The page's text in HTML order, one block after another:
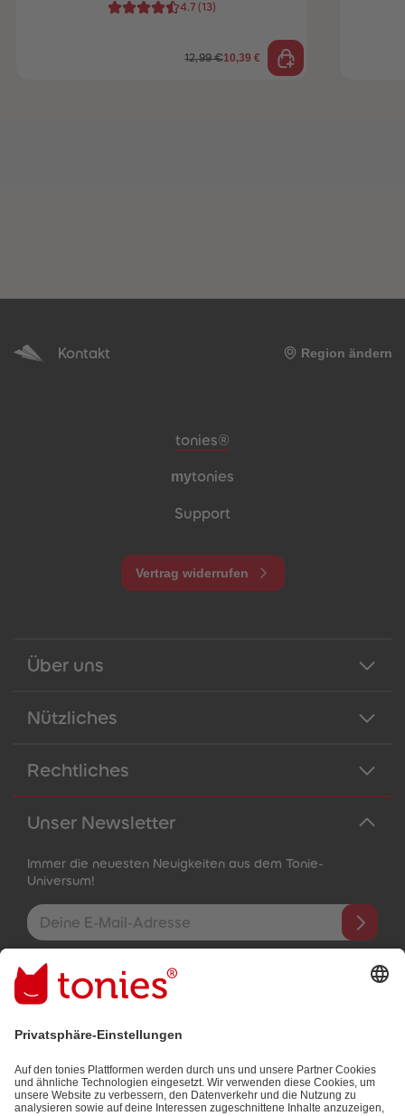
4.7 (13)
12,99 €10,39 €
Kontakt Region ändern
Meta-Navigation Footer
tonies®
mytonies
Support
Vertrag widerrufen
Über uns
Nützliches
Rechtliches
Unser Newsletter
Immer die neuesten Neuigkeiten aus dem Tonie-
Universum!
E-Mail-Addresse
Mit dem Absenden abonnierst du unseren E-Mail-Newsletter, der
auf den von dir bereitgestellten Informationen (z.B. Account-
informationen) und den von dir zu Werbezwecken bereitgestellten
Datenschutzbestimmungen.